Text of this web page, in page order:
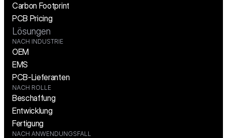
Carbon Footprint
PCB Pricing
Lösungen
NACH INDUSTRIE
OEM
EMS
PCB-Lieferanten
NACH ROLLE
Beschaffung
Entwicklung
Fertigung
NACH ANWENDUNGSFALL